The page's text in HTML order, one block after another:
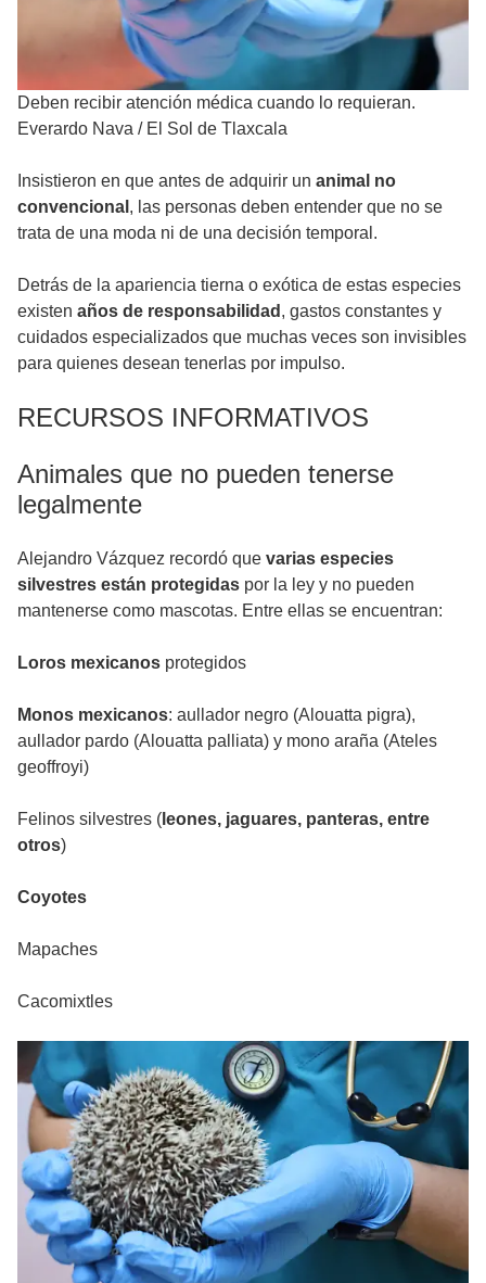
Deben recibir atención médica cuando lo requieran.
Everardo Nava / El Sol de Tlaxcala
Insistieron en que antes de adquirir un animal no
convencional , las personas deben entender que no se
trata de una moda ni de una decisión temporal.
Detrás de la apariencia tierna o exótica de estas especies
existen años de responsabilidad , gastos constantes y
cuidados especializados que muchas veces son invisibles
para quienes desean tenerlas por impulso.
RECURSOS INFORMATIVOS
Animales que no pueden tenerse
legalmente
Alejandro Vázquez recordó que varias especies
silvestres están protegidas por la ley y no pueden
mantenerse como mascotas. Entre ellas se encuentran:
Loros mexicanos protegidos
Monos mexicanos: aullador negro (Alouatta pigra),
aullador pardo (Alouatta palliata) y mono araña (Ateles
geoffroyi)
Felinos silvestres ( leones, jaguares, panteras, entre
otros)
Coyotes
Mapaches
Cacomixtles